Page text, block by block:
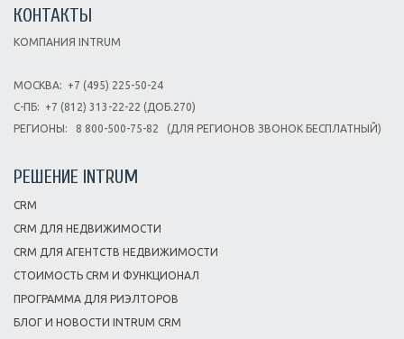
КОНТАКТЫ
КОМПАНИЯ INTRUM
МОСКВА:
+7 (495) 225-50-24
С-ПБ:
+7 (812) 313-22-22 (ДОБ.270)
РЕГИОНЫ:
8 800-500-75-82 (ДЛЯ РЕГИОНОВ ЗВОНОК БЕСПЛАТНЫЙ)
РЕШЕНИЕ INTRUM
CRM
CRM ДЛЯ НЕДВИЖИМОСТИ
CRM ДЛЯ АГЕНТСТВ НЕДВИЖИМОСТИ
СТОИМОСТЬ CRM И ФУНКЦИОНАЛ
ПРОГРАММА ДЛЯ РИЭЛТОРОВ
БЛОГ И НОВОСТИ INTRUM CRM